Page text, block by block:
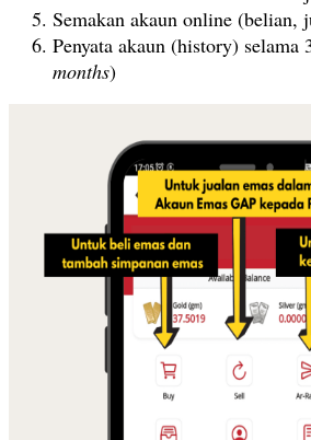
Semakan akaun online (belian,
Penyata akaun (history) selama
months)